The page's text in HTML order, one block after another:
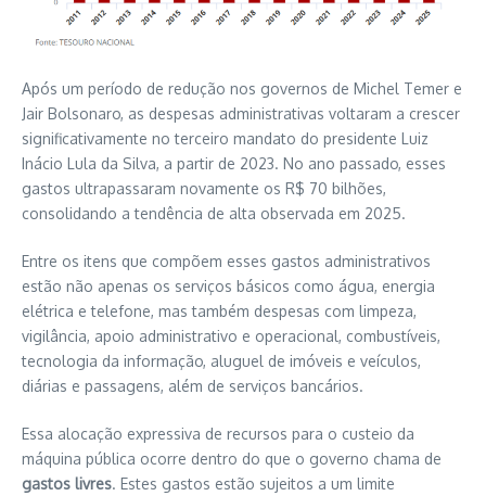
Após um período de redução nos governos de Michel Temer e
Jair Bolsonaro, as despesas administrativas voltaram a crescer
significativamente no terceiro mandato do presidente Luiz
Inácio Lula da Silva, a partir de 2023. No ano passado, esses
gastos ultrapassaram novamente os R$ 70 bilhões,
consolidando a tendência de alta observada em 2025.
Entre os itens que compõem esses gastos administrativos
estão não apenas os serviços básicos como água, energia
elétrica e telefone, mas também despesas com limpeza,
vigilância, apoio administrativo e operacional, combustíveis,
tecnologia da informação, aluguel de imóveis e veículos,
diárias e passagens, além de serviços bancários.
Essa alocação expressiva de recursos para o custeio da
máquina pública ocorre dentro do que o governo chama de
gastos livres. Estes gastos estão sujeitos a um limite